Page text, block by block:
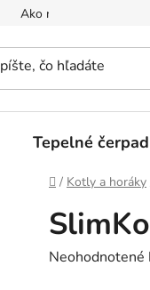
Ako nakupovať
Tepelné
Domov
/ Kotly a horáky
Priemerné
Neohodnotené